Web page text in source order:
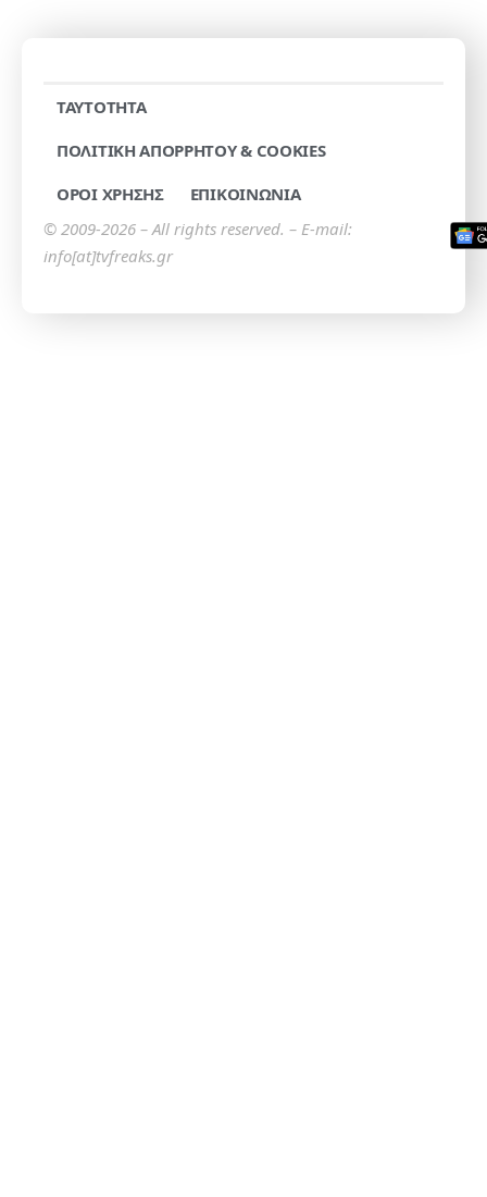
TAYTOTHTA
ΠΟΛΙΤΙΚΗ ΑΠΟΡΡΗΤΟΥ & COOKIES
ΟΡΟΙ ΧΡΗΣΗΣ
ΕΠΙΚΟΙΝΩΝΙΑ
© 2009-2026 – All rights reserved. – E-mail:
info[at]tvfreaks.gr